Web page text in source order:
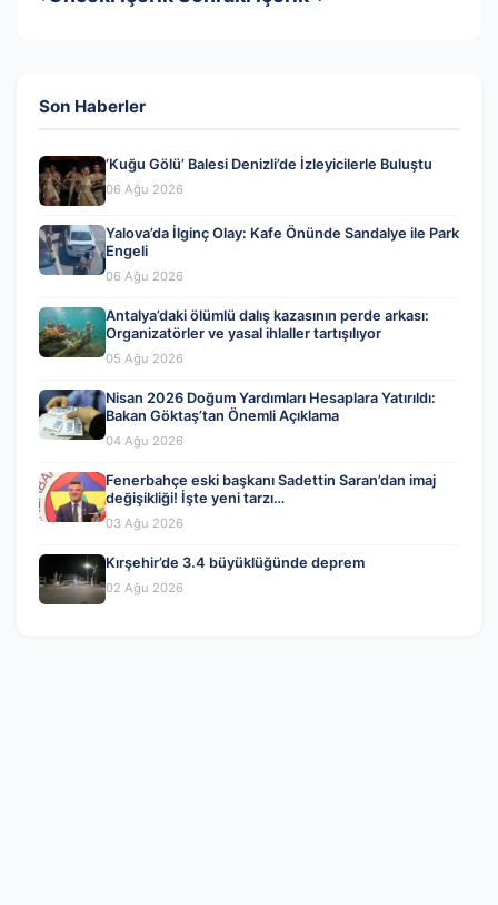
Son Haberler
‘Kuğu Gölü’ Balesi Denizli’de İzleyicilerle Buluştu
06 Ağu 2026
Yalova’da İlginç Olay: Kafe Önünde Sandalye ile Park
Engeli
06 Ağu 2026
Antalya’daki ölümlü dalış kazasının perde arkası:
Organizatörler ve yasal ihlaller tartışılıyor
05 Ağu 2026
Nisan 2026 Doğum Yardımları Hesaplara Yatırıldı:
Bakan Göktaş’tan Önemli Açıklama
04 Ağu 2026
Fenerbahçe eski başkanı Sadettin Saran’dan imaj
değişikliği! İşte yeni tarzı…
03 Ağu 2026
Kırşehir’de 3.4 büyüklüğünde deprem
02 Ağu 2026